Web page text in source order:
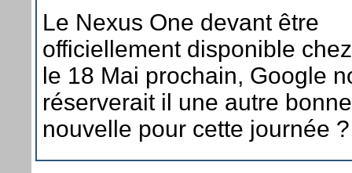
Le Nexus One devant être
officiellement disponible
le 18 Mai prochain, Google
réserverait il une autre bonne
nouvelle pour cette journée ?